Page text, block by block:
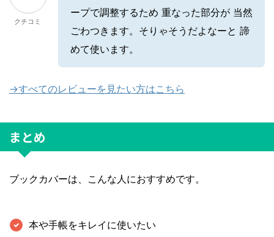
クチコミ
ープで調整するため 重なった部分が 当然
ごわつきます。そりゃそうだよなーと 諦
めて使います。
→すべてのレビューを見たい方はこちら
まとめ
ブックカバーは、こんな人におすすめです。
本や手帳をキレイに使いたい